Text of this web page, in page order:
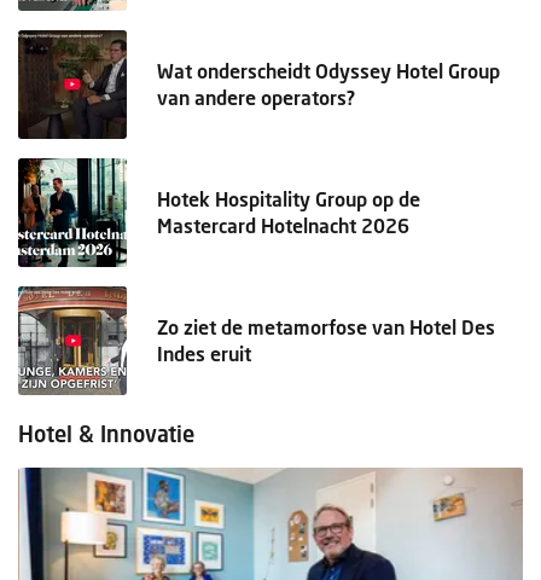
Wat onderscheidt Odyssey Hotel Group
van andere operators?
Hotek Hospitality Group op de
Mastercard Hotelnacht 2026
Zo ziet de metamorfose van Hotel Des
Indes eruit
Hotel & Innovatie